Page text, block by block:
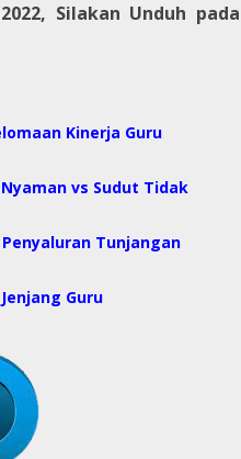
Silakan Unduh pada
Kinerja Guru
vs Sudut Tidak
Penyaluran Tunjangan
Guru